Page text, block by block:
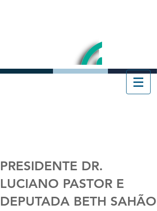
PRESIDENTE DR.
LUCIANO PASTOR E
DEPUTADA BETH SAHÃO